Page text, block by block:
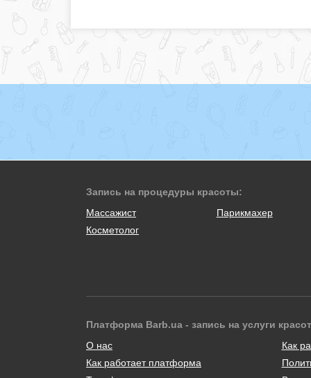
Запись на процедуры красоты:
Массажист
Парикмахер
Косметолог
Платформа Barb.ua - запись на услуги
О нас
Как работает платформа
Как